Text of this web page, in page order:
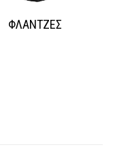
ΦΛΑΝΤΖΕΣ